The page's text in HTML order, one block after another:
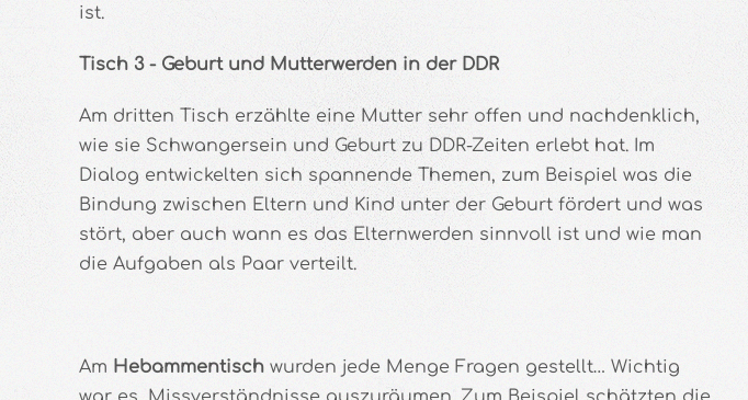
ist.
Tisch 3 - Geburt und Mutterwerden in der DDR
Am dritten Tisch erzählte eine Mutter sehr offen und nachdenklich,
wie sie Schwangersein und Geburt zu DDR-Zeiten erlebt hat. Im
Dialog entwickelten sich spannende Themen, zum Beispiel was die
Bindung zwischen Eltern und Kind unter der Geburt fördert und was
stört, aber auch wann es das Elternwerden sinnvoll ist und wie man
die Aufgaben als Paar verteilt.
Am Hebammentisch wurden jede Menge Fragen gestellt… Wichtig